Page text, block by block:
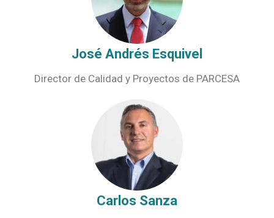
José Andrés Esquivel
Director de Calidad y Proyectos de PARCESA
Carlos Sanza